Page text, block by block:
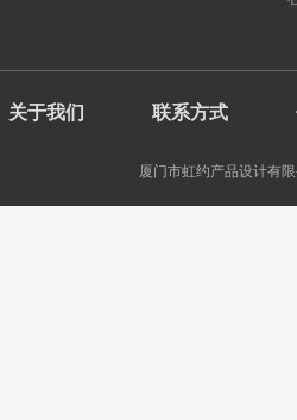
关于我们 联系方式
厦门市虹约产品设计有